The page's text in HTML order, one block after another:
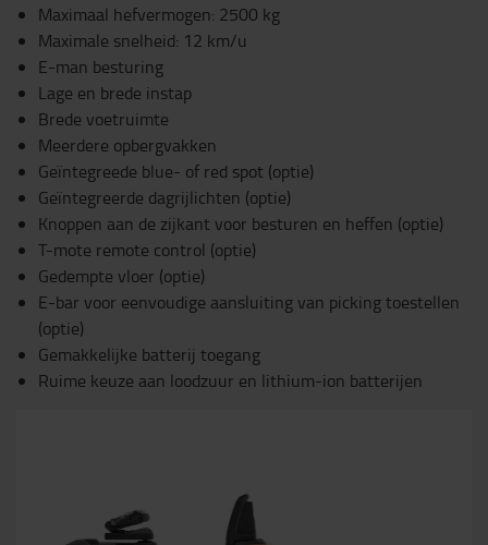
Maximaal hefvermogen: 2500 kg
Maximale snelheid: 12 km/u
E-man besturing
Lage en brede instap
Brede voetruimte
Meerdere opbergvakken
Geïntegreede blue- of red spot (optie)
Geïntegreerde dagrijlichten (optie)
Knoppen aan de zijkant voor besturen en heffen (optie)
T-mote remote control (optie)
Gedempte vloer (optie)
E-bar voor eenvoudige aansluiting van picking toestellen
(optie)
Gemakkelijke batterij toegang
Ruime keuze aan loodzuur en lithium-ion batterijen